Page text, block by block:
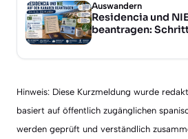
Auswandern
Residencia und
beantragen:
Hinweis: Diese Kurzmeldung wurde
basiert auf öffentlich zugänglichen
werden geprüft und verständlich